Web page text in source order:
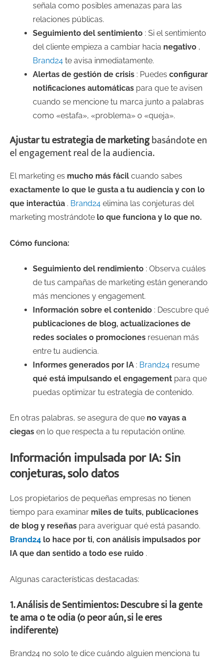
señala como posibles amenazas para las
relaciones públicas.
Seguimiento del sentimiento : Si el sentimiento
del cliente empieza a cambiar hacia negativo ,
Brand24te avisa inmediatamente.
Alertas de gestión de crisis : Puedes configurar
notificaciones automáticas para que te avisen
cuando se mencione tu marca junto a palabras
como «estafa», «problema» o «queja».
Ajustar tu estrategia de marketingbasándote en
el engagement real de la audiencia.
El marketing es mucho más fácil cuando sabes
exactamente lo que le gusta a tu audiencia y con lo
que interactúa . Brand24 elimina las conjeturas del
marketing mostrándote lo que funciona y lo que no.
Cómo funciona:
Seguimiento del rendimiento : Observa cuáles
de tus campañas de marketing están generando
más menciones y engagement.
Información sobre el contenido : Descubre qué
publicaciones de blog, actualizaciones de
redes sociales o promociones resuenan más
entre tu audiencia.
Informes generados por IA : Brand24resume
qué está impulsando el engagement para que
puedas optimizar tu estrategia de contenido.
En otras palabras, se asegura de que no vayas a
ciegas en lo que respecta a tu reputación online.
Información impulsada por IA: Sin
conjeturas, solo datos
Los propietarios de pequeñas empresas no tienen
tiempo para examinar miles de tuits, publicaciones
de blog y reseñas para averiguar qué está pasando.
Brand24 lo hace por ti, con análisis impulsados por
IA que dan sentido a todo ese ruido .
Algunas características destacadas:
1. Análisis de Sentimientos: Descubre si la gente
te ama o te odia (o peor aún, si le eres
indiferente)
Brand24 no solo te dice cuándo alguien menciona tu